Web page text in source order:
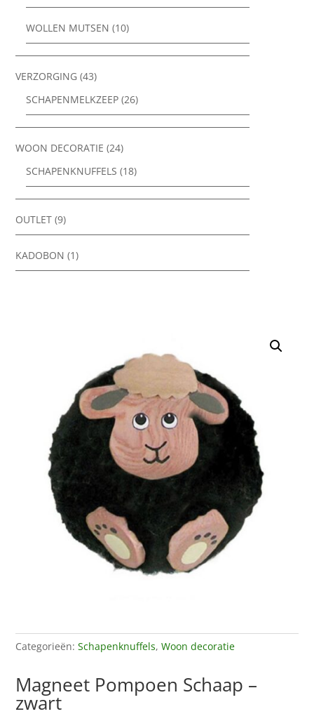
WOLLEN MUTSEN (10)
VERZORGING (43)
SCHAPENMELKZEEP (26)
WOON DECORATIE (24)
SCHAPENKNUFFELS (18)
OUTLET (9)
KADOBON (1)
Categorieën:Schapenknuffels,Woon decoratie
Magneet Pompoen Schaap –
zwart